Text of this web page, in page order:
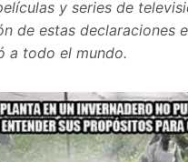
y series de
de estas declaraciones
a todo el mundo.